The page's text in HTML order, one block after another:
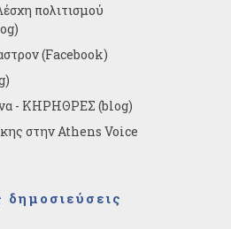
πολιτισμού
(Facebook)
- ΚΗΡΗΘΡΕΣ (blog)
στην Athens Voice